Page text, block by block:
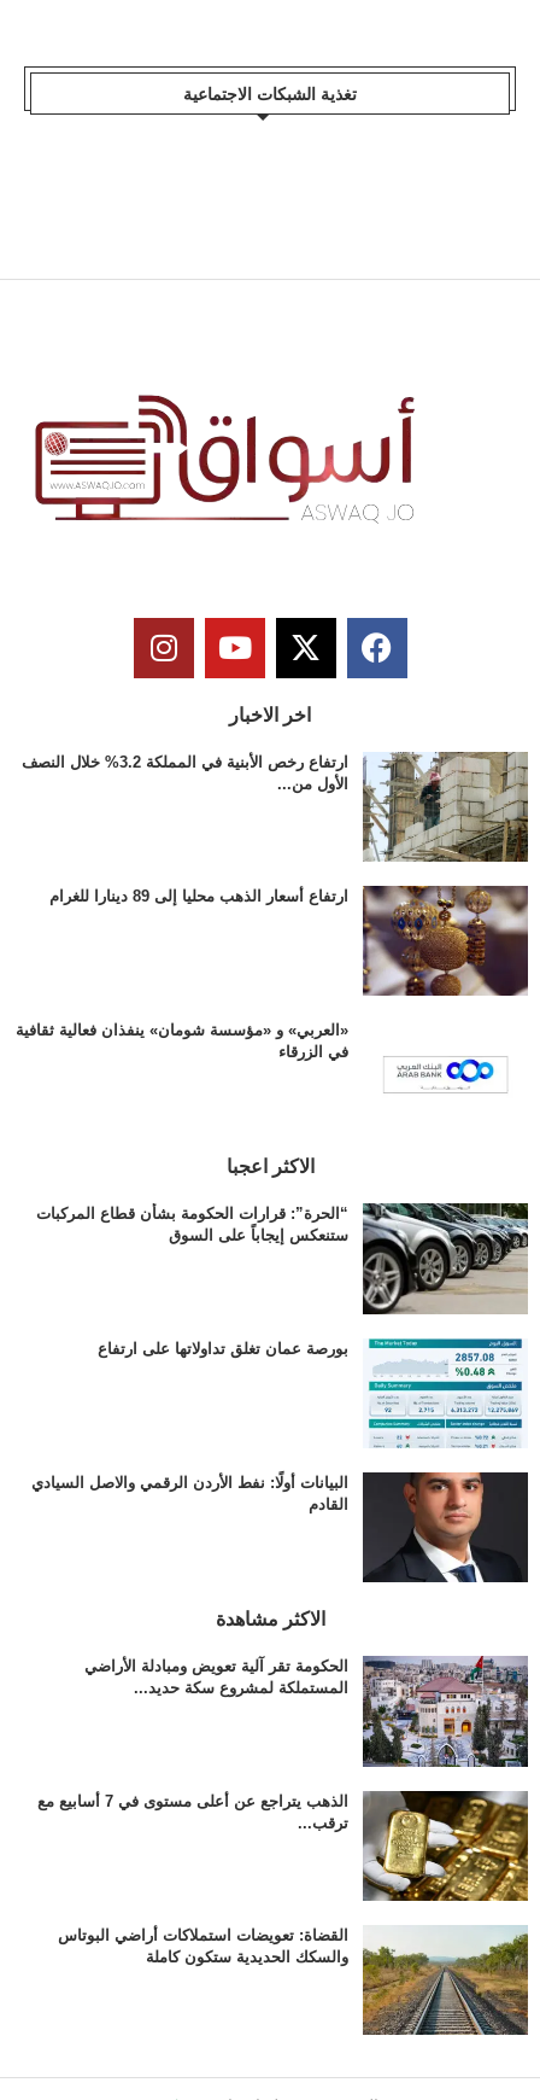
تغذية الشبكات الاجتماعية
اخر الاخبار
ارتفاع رخص الأبنية في المملكة 3.2% خلال النصف
الأول من...
ارتفاع أسعار الذهب محليا إلى 89 دينارا للغرام
«العربي» و «مؤسسة شومان» ينفذان فعالية ثقافية
في الزرقاء
الاكثر اعجبا
“الحرة”: قرارات الحكومة بشأن قطاع المركبات
ستنعكس إيجاباً على السوق
بورصة عمان تغلق تداولاتها على ارتفاع
البيانات أولًا: نفط الأردن الرقمي والاصل السيادي
القادم
الاكثر مشاهدة
الحكومة تقر آلية تعويض ومبادلة الأراضي
المستملكة لمشروع سكة حديد...
الذهب يتراجع عن أعلى مستوى في 7 أسابيع مع
ترقب...
القضاة: تعويضات استملاكات أراضي البوتاس
والسكك الحديدية ستكون كاملة